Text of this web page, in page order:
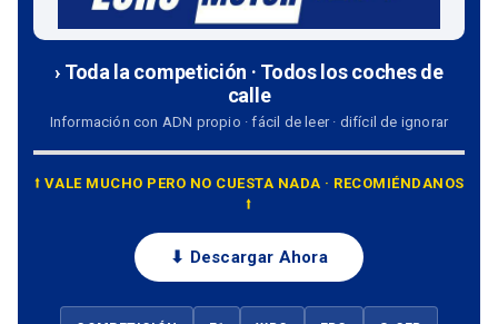
› Toda la competición · Todos los coches de
calle
Información con ADN propio · fácil de leer · difícil de ignorar
⭡ VALE MUCHO PERO NO CUESTA NADA · RECOMIÉNDANOS
⭡
⬇ Descargar Ahora